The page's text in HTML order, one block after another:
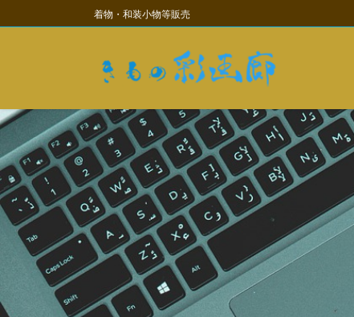
ン
に
移
ビ
ョ
ン
移
動
着物・和装小物等販売